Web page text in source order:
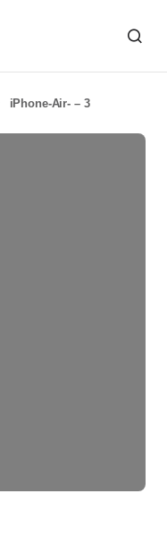
iPhone-Air- – 3